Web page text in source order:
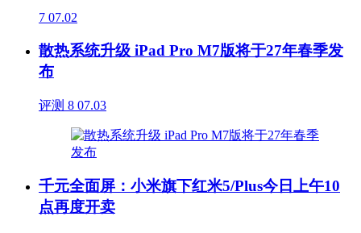
7 07.02
散热系统升级 iPad Pro M7版将于27年春季发
布
评测 8 07.03
千元全面屏：小米旗下红米5/Plus今日上午10
点再度开卖